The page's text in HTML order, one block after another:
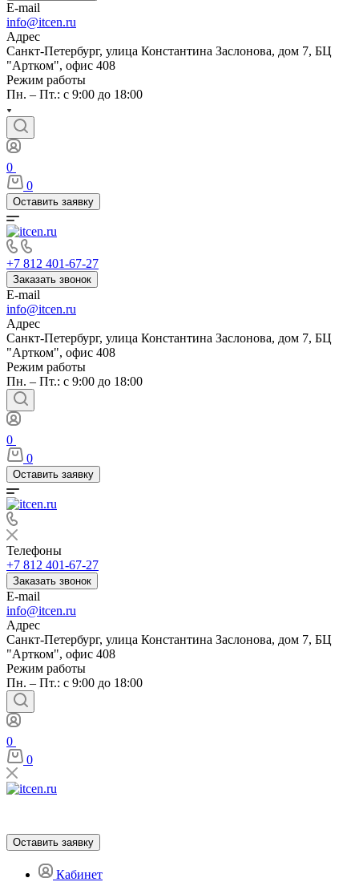
E-mail
info@itcen.ru
Адрес
Санкт-Петербург, улица Константина Заслонова, дом 7, БЦ
"Артком", офис 408
Режим работы
Пн. – Пт.: с 9:00 до 18:00
0
0
Оставить заявку
+7 812 401-67-27
Заказать звонок
E-mail
info@itcen.ru
Адрес
Санкт-Петербург, улица Константина Заслонова, дом 7, БЦ
"Артком", офис 408
Режим работы
Пн. – Пт.: с 9:00 до 18:00
0
0
Оставить заявку
Телефоны
+7 812 401-67-27
Заказать звонок
E-mail
info@itcen.ru
Адрес
Санкт-Петербург, улица Константина Заслонова, дом 7, БЦ
"Артком", офис 408
Режим работы
Пн. – Пт.: с 9:00 до 18:00
0
0
Оставить заявку
Кабинет